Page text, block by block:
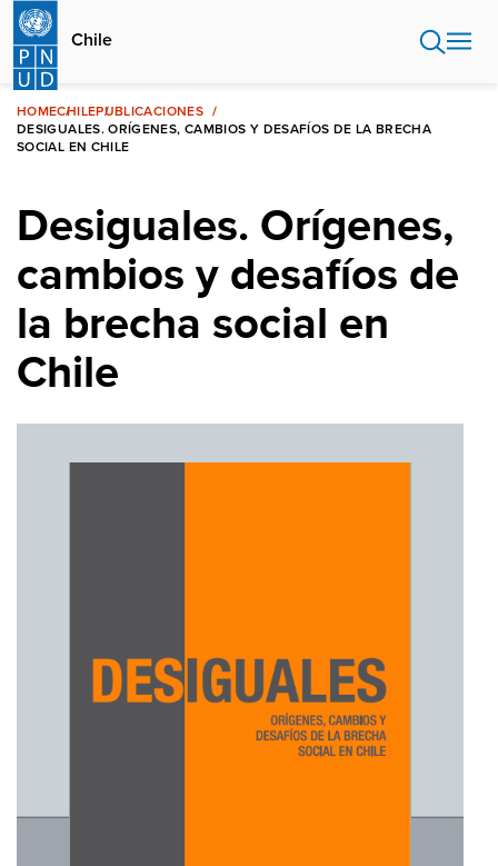
Pasar
contenido
principal
Chile
HOMECHILEPUBLICACIONES
DESIGUALES. ORÍGENES, CAMBIOS Y DESAFÍOS DE LA BRECHA
SOCIAL EN CHILE
Desiguales. Orígenes,
cambios y desafíos de
la brecha social en
Chile